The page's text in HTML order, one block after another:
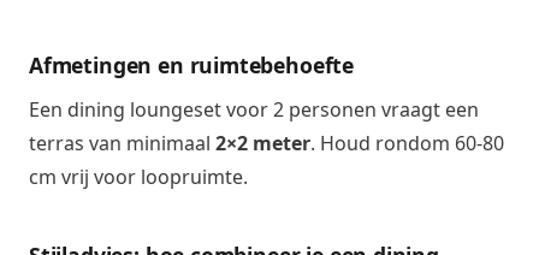
Afmetingen en ruimtebehoefte
Een dining loungeset voor 2 personen vraagt een
terras van minimaal 2×2 meter. Houd rondom 60-80
cm vrij voor loopruimte.